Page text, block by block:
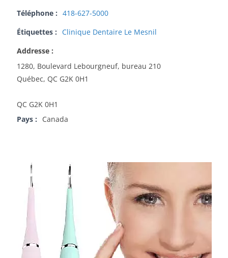
Téléphone : 418-627-5000
Étiquettes :
Clinique Dentaire Le Mesnil
Addresse :
1280, Boulevard Lebourgneuf, bureau 210
Québec, QC G2K 0H1
QC G2K 0H1
Pays :
Canada